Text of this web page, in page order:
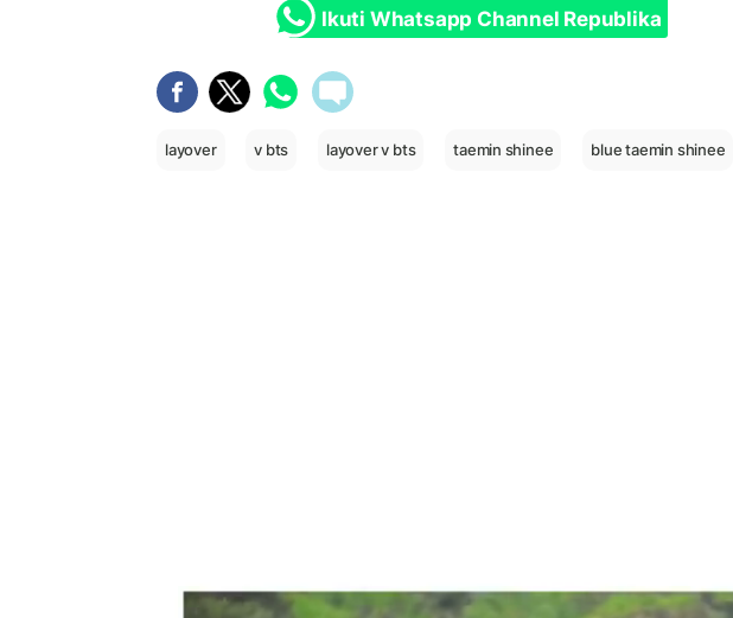
Ikuti Whatsapp Channel Republika
layover v bts layover v bts taemin shinee blue taemin shinee